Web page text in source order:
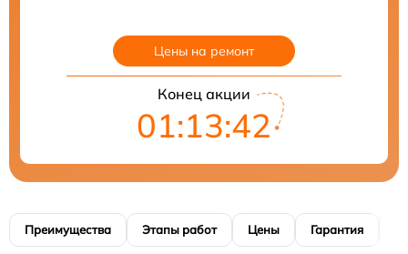
Цены на ремонт
Конец акции
01:13:41
Преимущества Этапы работ Цены Гарантия